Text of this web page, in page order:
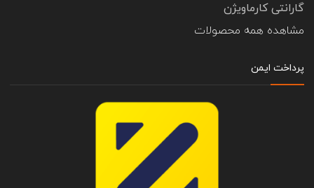
گارانتی کارماویژن
مشاهده همه محصولات
پرداخت ایمن